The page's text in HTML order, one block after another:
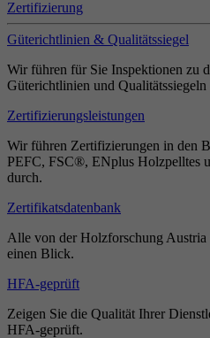
Zertifizierung
Güterichtlinien & Qualitätssiegel
Wir führen für Sie Inspektionen zu
Güterichtlinien und
Zertifizierungsleistungen
Wir führen Zertifizierungen in den
PEFC, FSC®, ENplus Holzpelltes
durch.
Zertifikatsdatenbank
Alle von der Holzforschung Austria
einen Blick.
HFA-geprüft
Zeigen Sie die Qualität Ihrer
HFA-geprüft.